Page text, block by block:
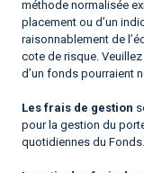
méthode normalisée
placement ou d’un
raisonnablement de
cote de risque.
d’un fonds pourraient
Les frais de gestion
pour la gestion du
quotidiennes du Fonds.